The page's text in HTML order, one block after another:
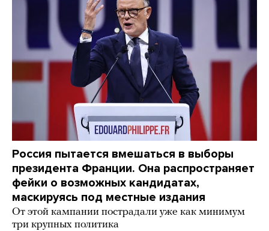
Россия пытается вмешаться в выборы
президента Франции. Она распространяет
фейки о возможных кандидатах,
маскируясь под местные издания
От этой кампании пострадали уже как минимум
три крупных политика